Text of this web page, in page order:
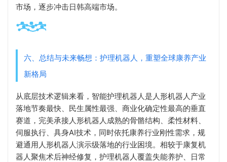
市场，逐步冲击日韩高端市场。
六、总结与未来畅想：护理机器人，重塑全球康养产业
新格局
从底层技术逻辑来看，智能护理机器人是人形机器人产业
落地节奏最快、民生属性最强、商业化确定性最高的垂直
赛道，完美承接人形机器人成熟的骨骼结构、柔性材料、
伺服执行、具身AI技术，同时依托康养行业刚性需求，规
避通用人形机器人演示级落地的行业困境。相较于康复机
器人聚焦术后神经修复，护理机器人覆盖失能养护、日常